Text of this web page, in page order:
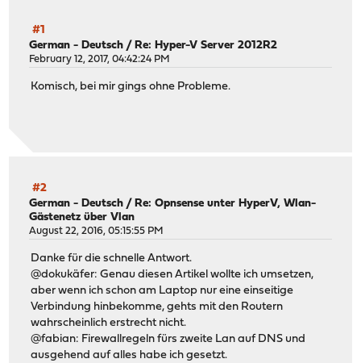
#1
German - Deutsch / Re: Hyper-V Server 2012R2
February 12, 2017, 04:42:24 PM
Komisch, bei mir gings ohne Probleme.
#2
German - Deutsch / Re: Opnsense unter HyperV, Wlan-
Gästenetz über Vlan
August 22, 2016, 05:15:55 PM
Danke für die schnelle Antwort.
@dokukäfer: Genau diesen Artikel wollte ich umsetzen,
aber wenn ich schon am Laptop nur eine einseitige
Verbindung hinbekomme, gehts mit den Routern
wahrscheinlich erstrecht nicht.
@fabian: Firewallregeln fürs zweite Lan auf DNS und
ausgehend auf alles habe ich gesetzt.